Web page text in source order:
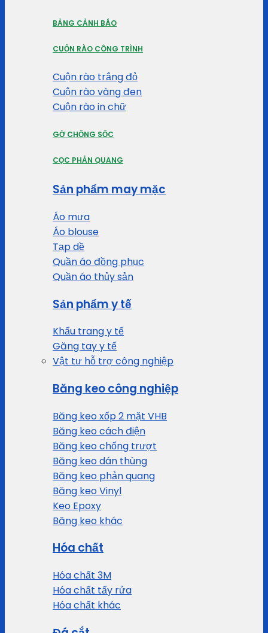
BẢNG CẢNH BÁO
CUỘN RÀO CÔNG TRÌNH
Cuộn rào trắng đỏ
Cuộn rào vàng đen
Cuộn rào in chữ
GỜ CHỐNG SỐC
CỌC PHẢN QUANG
Sản phẩm may mặc
Áo mưa
Áo blouse
Tạp dề
Quần áo đồng phục
Quần áo thủy sản
Sản phẩm y tế
Khẩu trang y tế
Găng tay y tế
Vật tư hỗ trợ công nghiệp
Băng keo công nghiệp
Băng keo xốp 2 mặt VHB
Băng keo cách điện
Băng keo chống trượt
Băng keo dán thùng
Băng keo phản quang
Băng keo Vinyl
Keo Epoxy
Băng keo khác
Hóa chất
Hóa chất 3M
Hóa chất tẩy rửa
Hóa chất khác